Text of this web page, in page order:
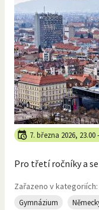
7. března 2026, 23.00
Pro třetí ročníky a
Zařazeno v kategoriích:
Gymnázium